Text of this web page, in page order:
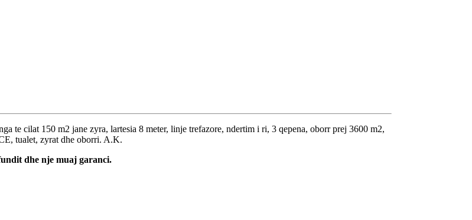
te cilat 150 m2 jane zyra, lartesia 8 meter, linje trefazore, ndertim i ri, 3 qepena, oborr prej 3600 m2,
tualet, zyrat dhe oborri. A.K.
dhe nje muaj garanci.